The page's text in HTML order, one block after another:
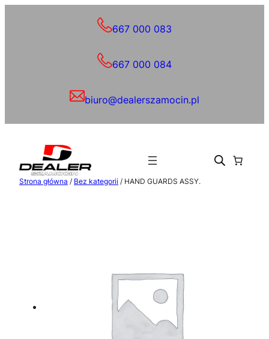
667 000 083
667 000 084
biuro@dealerszamocin.pl
Strona główna / Bez kategorii / HAND GUARDS ASSY.